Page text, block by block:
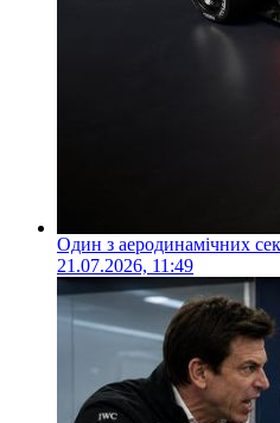
Один з аеродинамічних
21.07.2026, 11:49